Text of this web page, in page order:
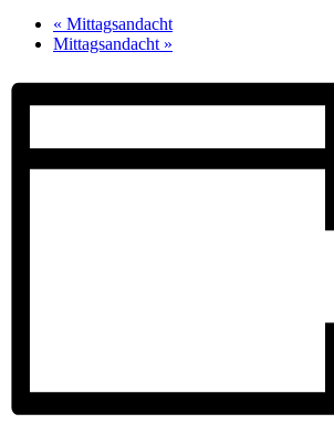
« Mittagsandacht
Mittagsandacht »